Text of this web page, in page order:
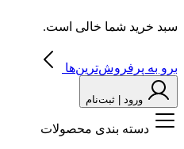
سبد خرید شما خالی است.
برو به پرفروش‌ترین‌ها
ورود | ثبت‌نام
دسته بندی محصولات